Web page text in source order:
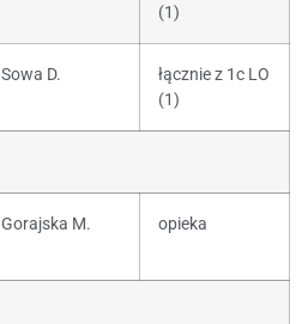
(1)
Sowa D.
łącznie z 1c LO
(1)
Gorajska M. opieka